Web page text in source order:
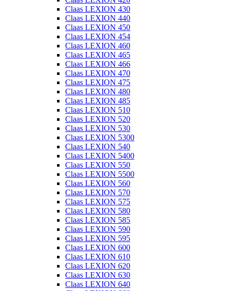
Claas LEXION 430
Claas LEXION 440
Claas LEXION 450
Claas LEXION 454
Claas LEXION 460
Claas LEXION 465
Claas LEXION 466
Claas LEXION 470
Claas LEXION 475
Claas LEXION 480
Claas LEXION 485
Claas LEXION 510
Claas LEXION 520
Claas LEXION 530
Claas LEXION 5300
Claas LEXION 540
Claas LEXION 5400
Claas LEXION 550
Claas LEXION 5500
Claas LEXION 560
Claas LEXION 570
Claas LEXION 575
Claas LEXION 580
Claas LEXION 585
Claas LEXION 590
Claas LEXION 595
Claas LEXION 600
Claas LEXION 610
Claas LEXION 620
Claas LEXION 630
Claas LEXION 640